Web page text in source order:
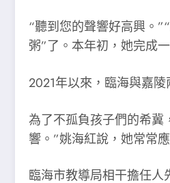
“聽到您的聲響好高興。
粥”了。本年初，她完成
2021年以來，臨海與嘉
為了不孤負孩子們的希冀
響。”姚海紅說，她常常
臨海市教導局相干擔任